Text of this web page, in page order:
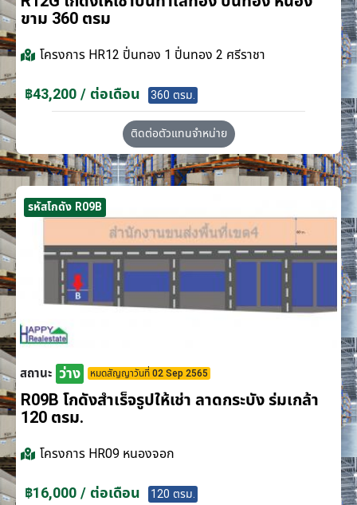
ขาม 360 ตรม
โครงการ HR12 ปิ่นทอง 1 ปิ่นทอง 2 ศรีราชา
฿43,200 / ต่อเดือน 360 ตรม.
ติดต่อตัวแทนจำหน่าย
รหัสโกดัง R09B
สถานะ ว่าง หมดสัญญาวันที่ 02 Sep 2565
R09B โกดังสำเร็จรูปให้เช่า ลาดกระบัง​ ร่มเกล้า
120 ตรม.
โครงการ HR09 หนองจอก
฿16,000 / ต่อเดือน 120 ตรม.